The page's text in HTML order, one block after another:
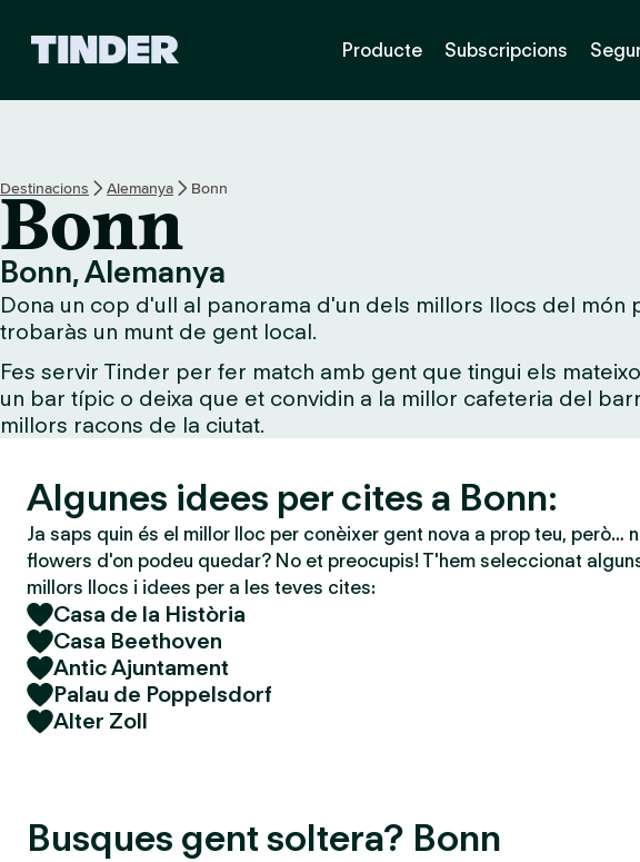
I
i
Producte Subscripcions
Destinacions Alemanya Bonn
Bonn
Bonn, Alemanya
Dona un cop d'ull al panorama d'un dels millors llocs del món
trobaràs un munt de gent local.
Fes servir Tinder per fer match amb gent que tingui els
un bar típic o deixa que et convidin a la millor cafeteria del
millors racons de la ciutat.
Algunes idees per cites a Bonn:
Ja saps quin és el millor lloc per conèixer gent nova a prop teu, però…
flowers d'on podeu quedar? No et preocupis! T'hem seleccionat
millors llocs i idees per a les teves cites:
Casa de la Història
Casa Beethoven
Antic Ajuntament
Palau de Poppelsdorf
Alter Zoll
Busques gent soltera? Bonn